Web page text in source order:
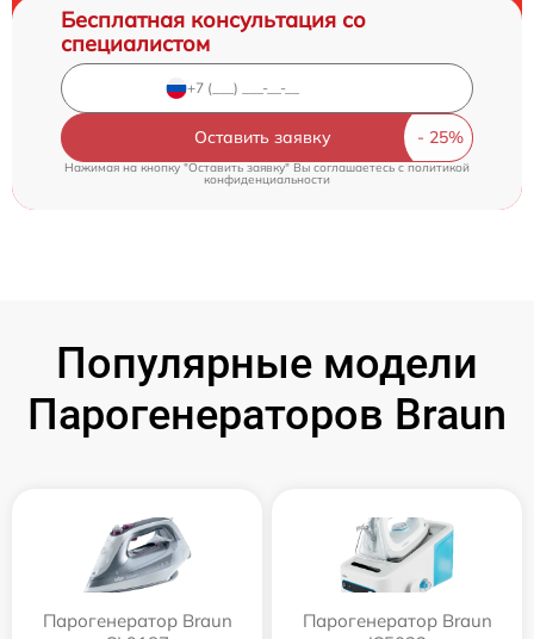
Бесплатная консультация со
специалистом
Оставить заявку
Нажимая на кнопку "Оставить заявку" Вы соглашаетесь cполитикой
конфиденциальности
Популярные модели
Парогенераторов Braun
Парогенератор Braun
Парогенератор Braun